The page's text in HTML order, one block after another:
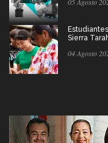
Sierra
04 Agosto